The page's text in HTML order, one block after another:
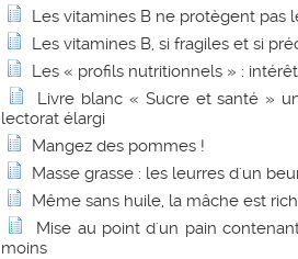
Les vitamines B ne protègent pas
Les vitamines B, si fragiles et si
Les « profils nutritionnels » :
Livre blanc « Sucre et santé »
lectorat élargi
Mangez des pommes !
Masse grasse : les leurres d'un
Même sans huile, la mâche est
Mise au point d'un pain
moins